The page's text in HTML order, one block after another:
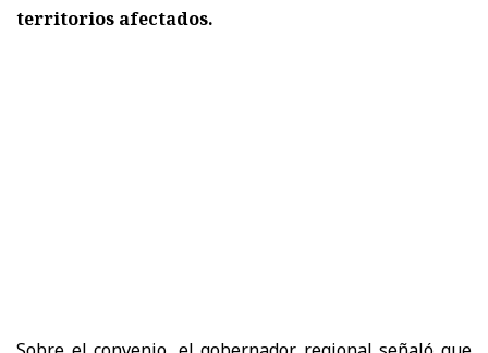
territorios afectados.